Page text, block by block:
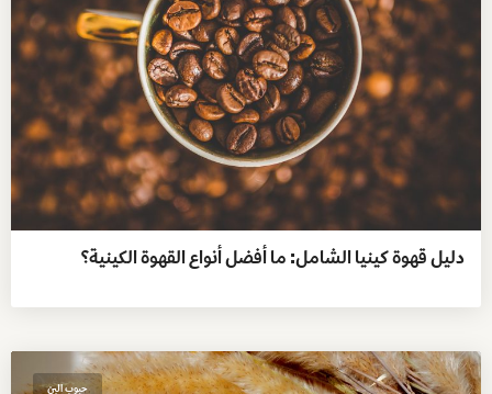
دليل قهوة كينيا الشامل: ما أفضل أنواع القهوة الكينية؟
حبوب البن